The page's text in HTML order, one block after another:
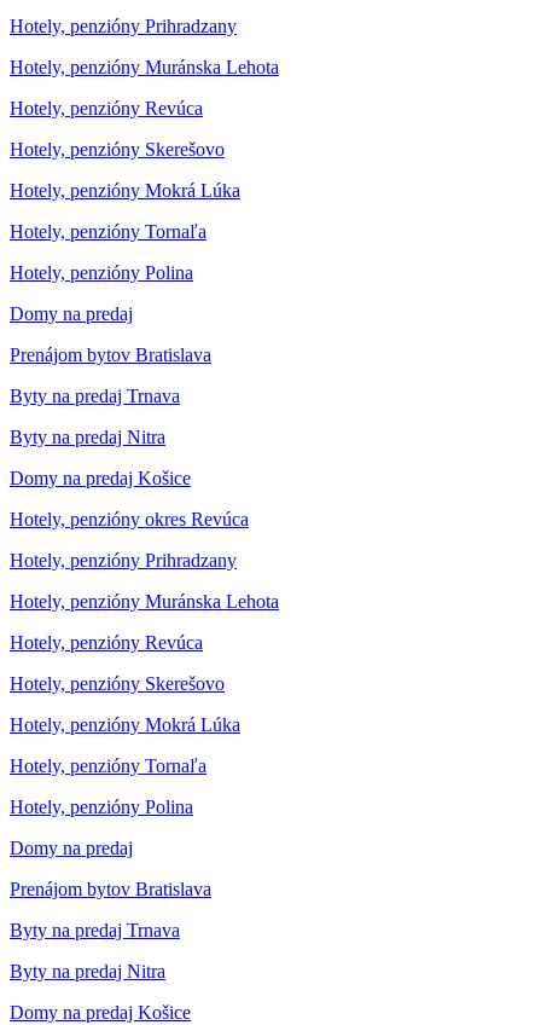
Hotely, penzióny Prihradzany
Hotely, penzióny Muránska Lehota
Hotely, penzióny Revúca
Hotely, penzióny Skerešovo
Hotely, penzióny Mokrá Lúka
Hotely, penzióny Tornaľa
Hotely, penzióny Polina
Domy na predaj
Prenájom bytov Bratislava
Byty na predaj Trnava
Byty na predaj Nitra
Domy na predaj Košice
Hotely, penzióny okres Revúca
Hotely, penzióny Prihradzany
Hotely, penzióny Muránska Lehota
Hotely, penzióny Revúca
Hotely, penzióny Skerešovo
Hotely, penzióny Mokrá Lúka
Hotely, penzióny Tornaľa
Hotely, penzióny Polina
Domy na predaj
Prenájom bytov Bratislava
Byty na predaj Trnava
Byty na predaj Nitra
Domy na predaj Košice